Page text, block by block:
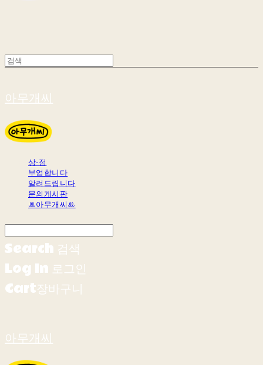
아무개씨
상-점
부업합니다
알려드립니다
문의게시판
ꔛ아무개씨ꔛ
Search 검색
Log In 로그인
Cart장바구니
아무개씨